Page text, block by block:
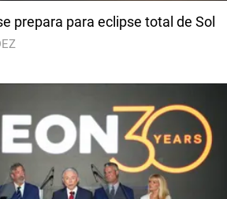
prepara para eclipse total de Sol